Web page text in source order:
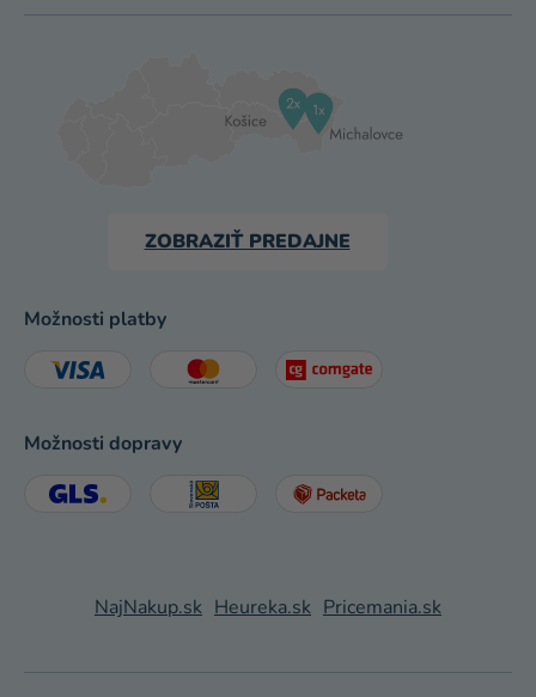
ZOBRAZIŤ PREDAJNE
Možnosti platby
Možnosti dopravy
NajNakup.sk Heureka.sk Pricemania.sk